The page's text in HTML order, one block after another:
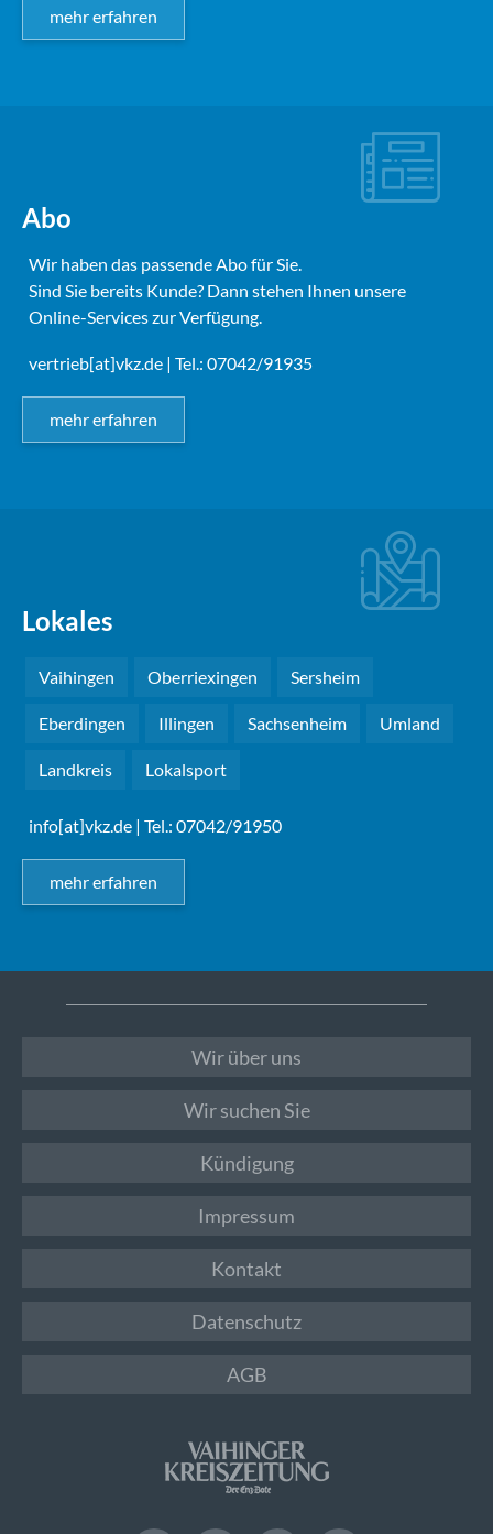
mehr erfahren
Abo
Wir haben das passende Abo für Sie.
Sind Sie bereits Kunde? Dann stehen Ihnen unsere
Online-Services zur Verfügung.
vertrieb[at]vkz.de | Tel.: 07042/91935
mehr erfahren
Lokales
Vaihingen Oberriexingen Sersheim
Eberdingen Illingen Sachsenheim Umland
Landkreis Lokalsport
info[at]vkz.de | Tel.: 07042/91950
mehr erfahren
Wir über uns
Wir suchen Sie
Kündigung
Impressum
Kontakt
Datenschutz
AGB